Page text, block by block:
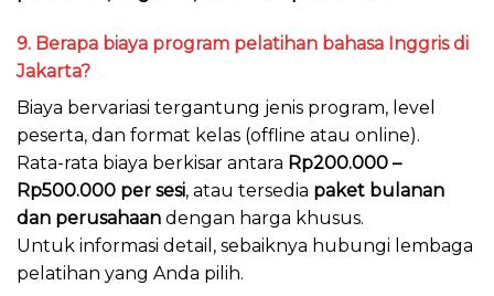
9. Berapa biaya program pelatihan bahasa Inggris di
Jakarta?
Biaya bervariasi tergantung jenis program, level
peserta, dan format kelas (offline atau online).
Rata-rata biaya berkisar antara Rp200.000 –
Rp500.000 per sesi, atau tersedia paket bulanan
dan perusahaan dengan harga khusus.
Untuk informasi detail, sebaiknya hubungi lembaga
pelatihan yang Anda pilih.